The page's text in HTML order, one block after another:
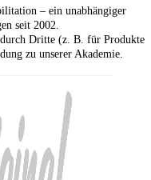
– ein unabhängiger
seit 2002.
Dritte (z. B. für Produkte
zu unserer Akademie.